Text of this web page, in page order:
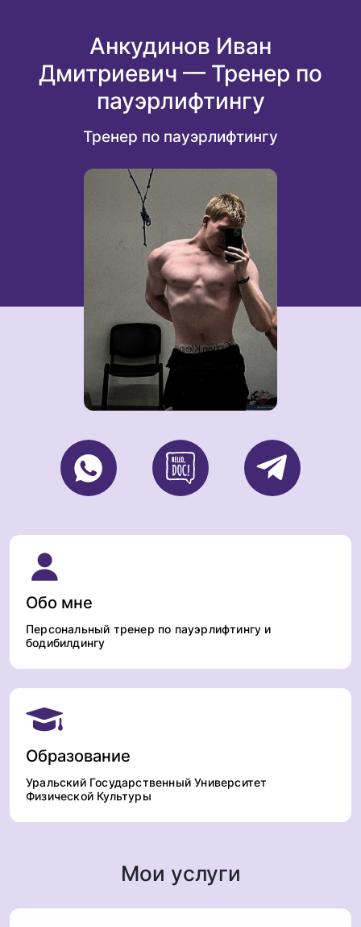
Анкудинов Иван
Дмитриевич — Тренер по
пауэрлифтингу
Тренер по пауэрлифтингу
Обо мне
Персональный тренер по пауэрлифтингу и
бодибилдингу
Образование
Уральский Государственный Университет
Физической Культуры
Мои услуги